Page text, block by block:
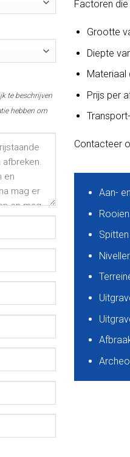
te beschrijven
hebben om
Factoren
Grootte
Diepte
Materiaal
Prijs per
Contacteer
Aan-